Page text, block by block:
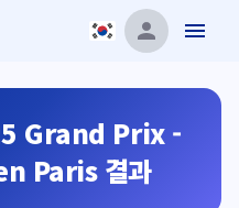
Grand Prix -
Paris 결과